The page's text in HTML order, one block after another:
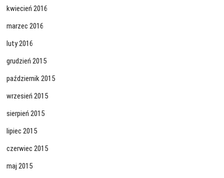
kwiecień 2016
marzec 2016
luty 2016
grudzień 2015
październik 2015
wrzesień 2015
sierpień 2015
lipiec 2015
czerwiec 2015
maj 2015